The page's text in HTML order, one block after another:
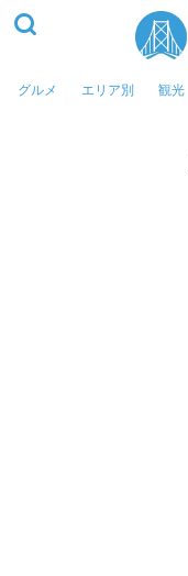
グルメ エリア別 観光